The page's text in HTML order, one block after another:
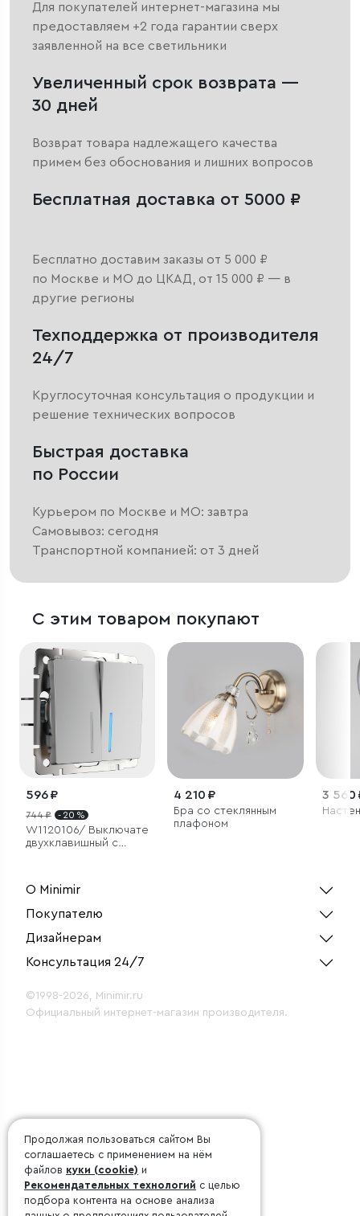
Для покупателей интернет-магазина мы
предоставляем +2 года гарантии сверх
заявленной на все светильники
Увеличенный срок возврата —
30 дней
Возврат товара надлежащего качества
примем без обоснования и лишних вопросов
Бесплатная доставка от 5000 ₽
Бесплатно доставим заказы от 5 000 ₽
по Москве и МО до ЦКАД, от 15 000 ₽ — в
другие регионы
Техподдержка от производителя
24/7
Круглосуточная консультация о продукции и
решение технических вопросов
Быстрая доставка
по России
Курьером по Москве и МО: завтра
Самовывоз: сегодня
Транспортной компанией: от 3 дней
С этим товаром покупают
596 ₽
744 ₽ - 20 %
W1120106/ Выключатель
двухклавишный с
4 210 ₽
Бра со стеклянным
плафоном
3 560
О Minimir
Покупателю
Дизайнерам
Консультация 24/7
©1998-2026, Minimir.ru
Официальный интернет-магазин производителя.
Продолжая пользоваться сайтом Вы
соглашаетесь с применением на нём
файлов куки (cookie) и
Рекомендательных технологий с целью
подбора контента на основе анализа